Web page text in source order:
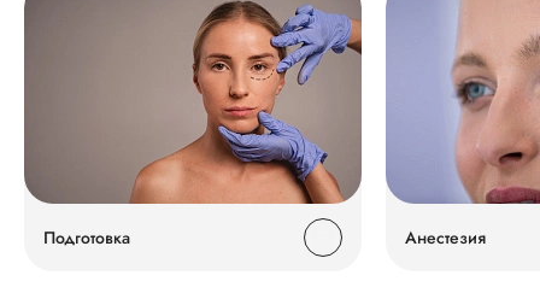
Подготовка Анестезия